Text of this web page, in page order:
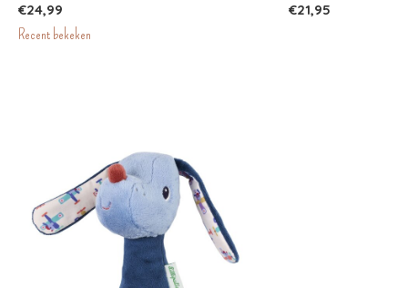
€24,99
€21,95
Recent bekeken